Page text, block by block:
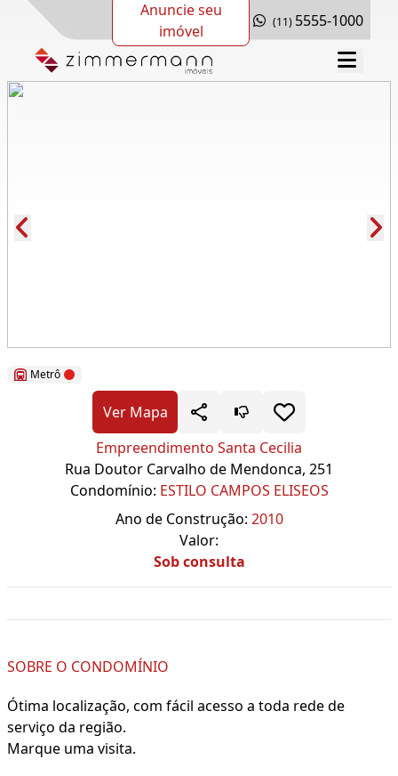
Anuncie seu
imóvel
(11) 5555-1000
Metrô
Ver Mapa
Empreendimento Santa Cecilia
Rua Doutor Carvalho de Mendonca, 251
Condomínio: ESTILO CAMPOS ELISEOS
Ano de Construção: 2010
Valor:
Sob consulta
SOBRE O CONDOMÍNIO
Ótima localização, com fácil acesso a toda rede de
serviço da região.
Marque uma visita.